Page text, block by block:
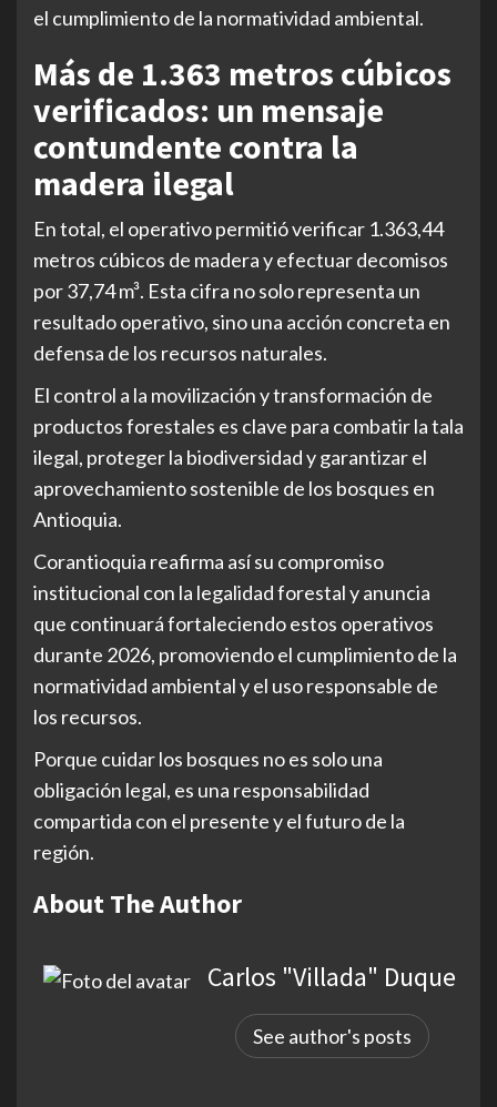
el cumplimiento de la normatividad ambiental.
Más de 1.363 metros cúbicos
verificados: un mensaje
contundente contra la
madera ilegal
En total, el operativo permitió verificar 1.363,44
metros cúbicos de madera y efectuar decomisos
por 37,74 m³. Esta cifra no solo representa un
resultado operativo, sino una acción concreta en
defensa de los recursos naturales.
El control a la movilización y transformación de
productos forestales es clave para combatir la tala
ilegal, proteger la biodiversidad y garantizar el
aprovechamiento sostenible de los bosques en
Antioquia.
Corantioquia reafirma así su compromiso
institucional con la legalidad forestal y anuncia
que continuará fortaleciendo estos operativos
durante 2026, promoviendo el cumplimiento de la
normatividad ambiental y el uso responsable de
los recursos.
Porque cuidar los bosques no es solo una
obligación legal, es una responsabilidad
compartida con el presente y el futuro de la
región.
About The Author
Carlos "Villada" Duque
See author's posts